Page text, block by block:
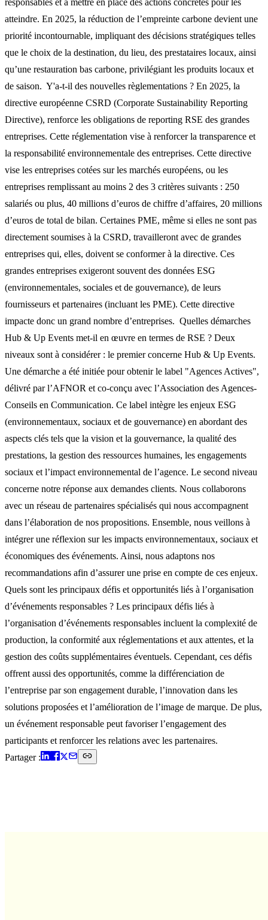
responsables et à mettre en place des actions concrètes pour les
atteindre. En 2025, la réduction de l’empreinte carbone devient une
priorité incontournable, impliquant des décisions stratégiques telles
que le choix de la destination, du lieu, des prestataires locaux, ainsi
qu’une restauration bas carbone, privilégiant les produits locaux et
de saison. ‍ Y'a-t-il des nouvelles règlementations ? En 2025, la
directive européenne CSRD (Corporate Sustainability Reporting
Directive), renforce les obligations de reporting RSE des grandes
entreprises. Cette réglementation vise à renforcer la transparence et
la responsabilité environnementale des entreprises. Cette directive
vise les entreprises cotées sur les marchés européens, ou les
entreprises remplissant au moins 2 des 3 critères suivants : 250
salariés ou plus, 40 millions d’euros de chiffre d’affaires, 20 millions
d’euros de total de bilan. Certaines PME, même si elles ne sont pas
directement soumises à la CSRD, travailleront avec de grandes
entreprises qui, elles, doivent se conformer à la directive. Ces
grandes entreprises exigeront souvent des données ESG
(environnementales, sociales et de gouvernance), de leurs
fournisseurs et partenaires (incluant les PME). Cette directive
impacte donc un grand nombre d’entreprises. ‍ Quelles démarches
Hub & Up Events met-il en œuvre en termes de RSE ? Deux
niveaux sont à considérer : le premier concerne Hub & Up Events.
Une démarche a été initiée pour obtenir le label "Agences Actives",
délivré par l’AFNOR et co-conçu avec l’Association des Agences-
Conseils en Communication. Ce label intègre les enjeux ESG
(environnementaux, sociaux et de gouvernance) en abordant des
aspects clés tels que la vision et la gouvernance, la qualité des
prestations, la gestion des ressources humaines, les engagements
sociaux et l’impact environnemental de l’agence. Le second niveau
concerne notre réponse aux demandes clients. Nous collaborons
avec un réseau de partenaires spécialisés qui nous accompagnent
dans l’élaboration de nos propositions. Ensemble, nous veillons à
intégrer une réflexion sur les impacts environnementaux, sociaux et
économiques des événements. Ainsi, nous adaptons nos
recommandations afin d’assurer une prise en compte de ces enjeux. ‍
Quels sont les principaux défis et opportunités liés à l’organisation
d’événements responsables ? Les principaux défis liés à
l’organisation d’événements responsables incluent la complexité de
production, la conformité aux réglementations et aux attentes, et la
gestion des coûts supplémentaires éventuels. Cependant, ces défis
offrent aussi des opportunités, comme la différenciation de
l’entreprise par son engagement durable, l’innovation dans les
solutions proposées et l’amélioration de l’image de marque. De plus,
un événement responsable peut favoriser l’engagement des
participants et renforcer les relations avec les partenaires. ‍ ‍ ‍ ‍
Partager :